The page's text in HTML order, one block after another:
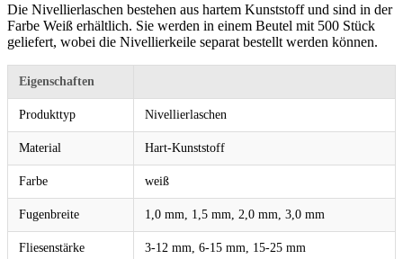
Die Nivellierlaschen bestehen aus hartem Kunststoff und sind in der
Farbe Weiß erhältlich. Sie werden in einem Beutel mit 500 Stück
geliefert, wobei die Nivellierkeile separat bestellt werden können.
Eigenschaften
Produkttyp Nivellierlaschen
Material Hart-Kunststoff
Farbe weiß
Fugenbreite 1,0 mm, 1,5 mm, 2,0 mm, 3,0 mm
Fliesenstärke 3-12 mm, 6-15 mm, 15-25 mm